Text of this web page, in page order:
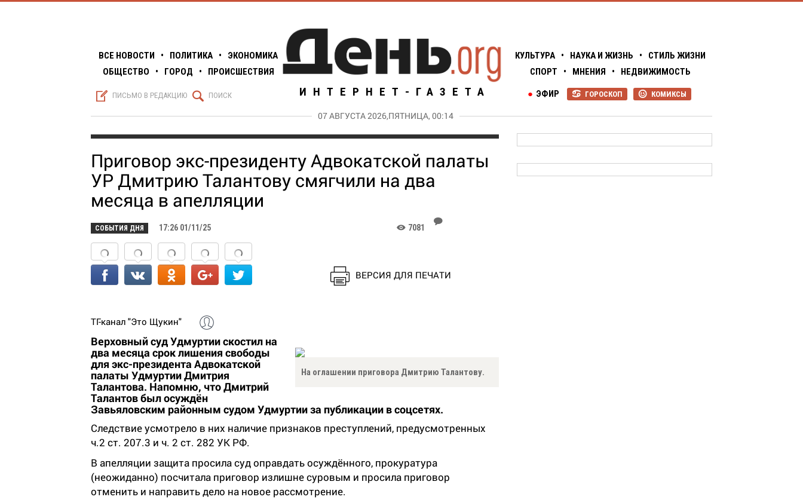
ВСЕ НОВОСТИ • ПОЛИТИКА •
ЭКОНОМИКА
ОБЩЕСТВО
• ГОРОД • ПРОИСШЕСТВИЯ
S ПИСЬМО В РЕДАКЦИЮ Q ПОИСК ИНТЕРНЕТ-ГАЗЕТА
КУЛЬТУРА • НАУКА И ЖИЗНЬ •
СТИЛЬ ЖИЗНИ
СПОРТ
• МНЕНИЯ • НЕДВИЖИМОСТЬ
P КОМИКСЫ
R ГОРОСКОП
● ЭФИР
07 АВГУСТА 2026,ПЯТНИЦА, 00:14
Приговор экс-президенту Адвокатской палаты
УР Дмитрию Талантову смягчили на два
месяца в апелляции
СОБЫТИЯ ДНЯ 17:26 01/11/25 K 7081
J
ВЕРСИЯ ДЛЯ ПЕЧАТИ
ТГ-канал "Это Щукин"
На оглашении приговора Дмитрию Талантову.
Верховный суд Удмуртии скостил на
два месяца срок лишения свободы
для экс-президента Адвокатской
палаты Удмуртии Дмитрия
Талантова. Напомню, что Дмитрий
Талантов был осуждён
Завьяловским районным судом Удмуртии за публикации в соцсетях.
Следствие усмотрело в них наличие признаков преступлений, предусмотренных
ч.2 ст. 207.3 и ч. 2 ст. 282 УК РФ.
В апелляции защита просила суд оправдать осуждённого, прокуратура
(неожиданно) посчитала приговор излишне суровым и просила приговор
отменить и направить дело на новое рассмотрение.